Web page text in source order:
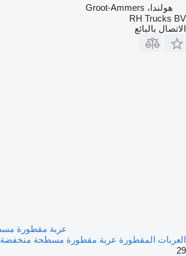
هولندا، Groot-Ammers
RH Trucks BV
الاتصال بالبائع
العربات المقطورة عربة مقطورة مسطحة منخفضة
29